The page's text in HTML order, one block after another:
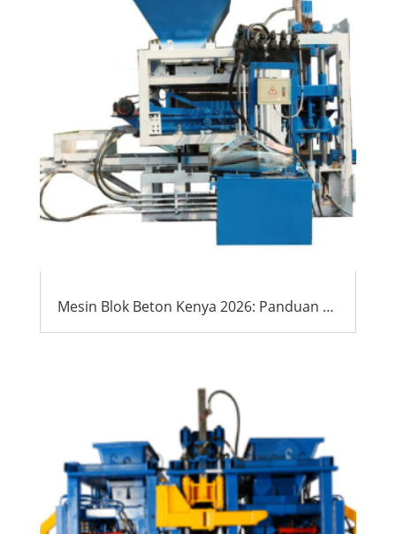
Mesin Blok Beton Kenya 2026: Panduan Ahli untuk Pembeli Internasional & Agen